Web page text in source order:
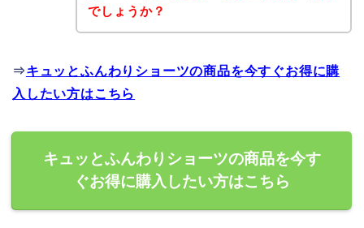
でしょうか？
⇒キュッとふんわりショーツの商品を今すぐお得に購
入したい方はこちら
キュッとふんわりショーツの商品を今す
ぐお得に購入したい方はこちら